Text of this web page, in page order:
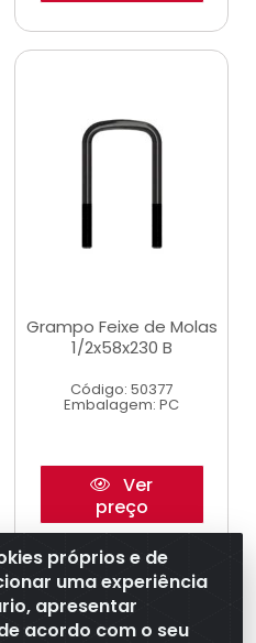
Grampo Feixe de Molas
1/2x58x230 B
Código: 50377
Embalagem: PC
Ver
preço
próprios e de
uma experiência
apresentar
acordo com o seu